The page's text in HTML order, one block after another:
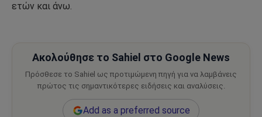
ετών και άνω.
Ακολούθησε το Sahiel στο Google News
Πρόσθεσε το Sahiel ως προτιμώμενη πηγή για να λαμβάνεις
πρώτος τις σημαντικότερες ειδήσεις και αναλύσεις.
Add as a preferred source